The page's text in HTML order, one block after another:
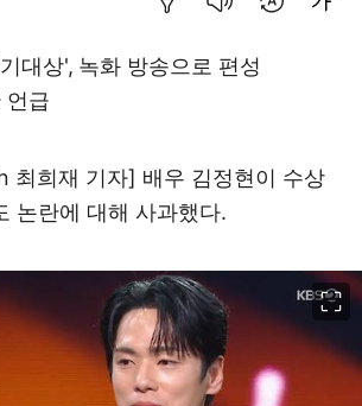
대상', 녹화 방송으로 편성
언급
최희재 기자] 배우 김정현이 수상
논란에 대해 사과했다.